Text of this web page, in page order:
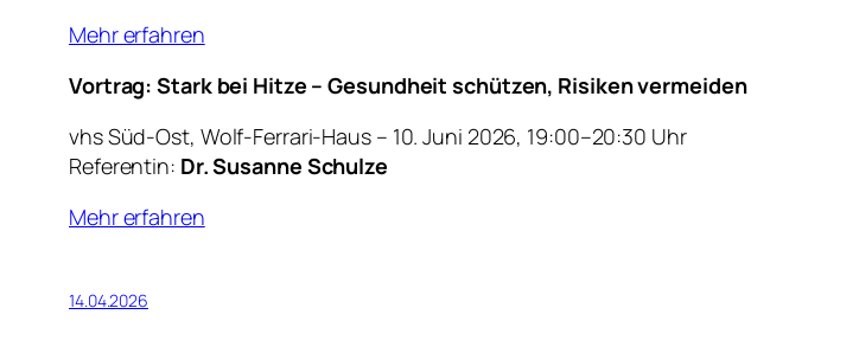
Mehr erfahren
Vortrag: Stark bei Hitze – Gesundheit schützen, Risiken vermeiden
vhs Süd-Ost, Wolf-Ferrari-Haus – 10. Juni 2026, 19:00–20:30 Uhr
Referentin: Dr. Susanne Schulze
Mehr erfahren
14.04.2026